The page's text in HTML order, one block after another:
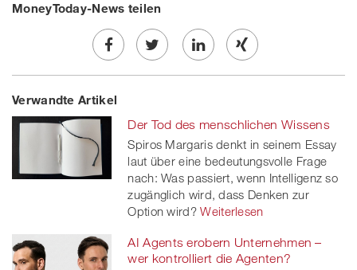
MoneyToday-News teilen
Share
on
Facebook
Twe
on
twitt
er
Share
linkedin
Share
Xing
Verwandte Artikel
Der Tod des menschlichen Wissens
Spiros Margaris denkt in seinem Essay
laut über eine bedeutungsvolle Frage
nach: Was passiert, wenn Intelligenz so
zugänglich wird, dass Denken zur
Option wird? Weiterlesen
AI Agents erobern Unternehmen –
wer kontrolliert die Agenten?